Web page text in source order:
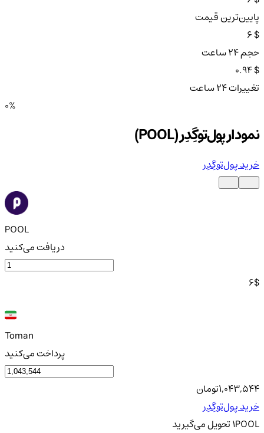
پایین‌ترین قیمت
$ 6
حجم ۲۴ ساعت
$ 0.94
تغییرات ۲۴ ساعت
0%
نمودار پول‌توگِدِر (POOL)
خرید پول‌توگِدِر
POOL
دریافت می‌کنید
6$
Toman
پرداخت می‌کنید
1,043,544تومان
خرید پول‌توگِدِر
1POOLتحویلمی‌گیرید